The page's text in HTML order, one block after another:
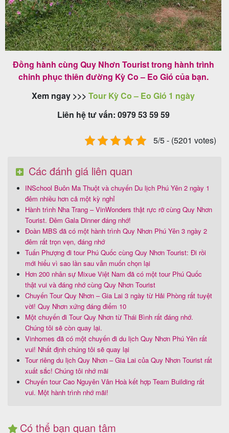
Đồng hành cùng Quy Nhơn Tourist trong hành trình
chinh phục thiên đường Kỳ Co – Eo Gió của bạn.
Xem ngay >>> Tour Kỳ Co – Eo Gió 1 ngày
Liên hệ tư vấn: 0979 53 59 59
5/5 - (5201 votes)
Các đánh giá liên quan
INSchool Buôn Ma Thuột và chuyến Du lịch Phú Yên 2 ngày 1
đêm nhiều hơn cả một kỳ nghỉ
Hành trình Nha Trang – VinWonders thật rực rỡ cùng Quy Nhơn
Tourist. Đêm Gala Dinner đáng nhớ!
Đoàn MBS đã có một hành trình Quy Nhơn Phú Yên 3 ngày 2
đêm rất trọn vẹn, đáng nhớ
Tuấn Phượng đi tour Phú Quốc cùng Quy Nhơn Tourist: Đi rồi
mới hiểu vì sao lần sau vẫn muốn chọn lại
Hơn 200 nhân sự Mixue Việt Nam đã có một tour Phú Quốc
thật vui và đáng nhớ cùng Quy Nhơn Tourist
Chuyến Tour Quy Nhơn – Gia Lai 3 ngày từ Hải Phòng rất tuyệt
vời! Quy Nhơn xứng đáng điểm 10
Một chuyến đi Tour Quy Nhơn từ Thái Bình rất đáng nhớ.
Chúng tôi sẽ còn quay lại.
Vinhomes đã có một chuyến đi du lịch Quy Nhơn Phú Yên rất
vui! Nhất định chúng tôi sẽ quay lại
Tour riêng du lịch Quy Nhơn – Gia Lai của Quy Nhơn Tourist rất
xuất sắc! Chúng tôi nhớ mãi
Chuyến tour Cao Nguyên Vân Hoà kết hợp Team Building rất
vui. Một hành trình nhớ mãi!
Có thể bạn quan tâm